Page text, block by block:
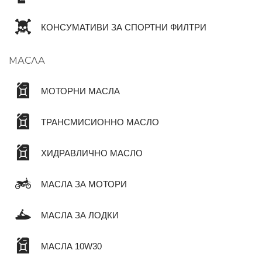
КОНСУМАТИВИ ЗА СПОРТНИ ФИЛТРИ
МАСЛА
МОТОРНИ МАСЛА
ТРАНСМИСИОННО МАСЛО
ХИДРАВЛИЧНО МАСЛО
МАСЛА ЗА МОТОРИ
МАСЛА ЗА ЛОДКИ
МАСЛА 10W30